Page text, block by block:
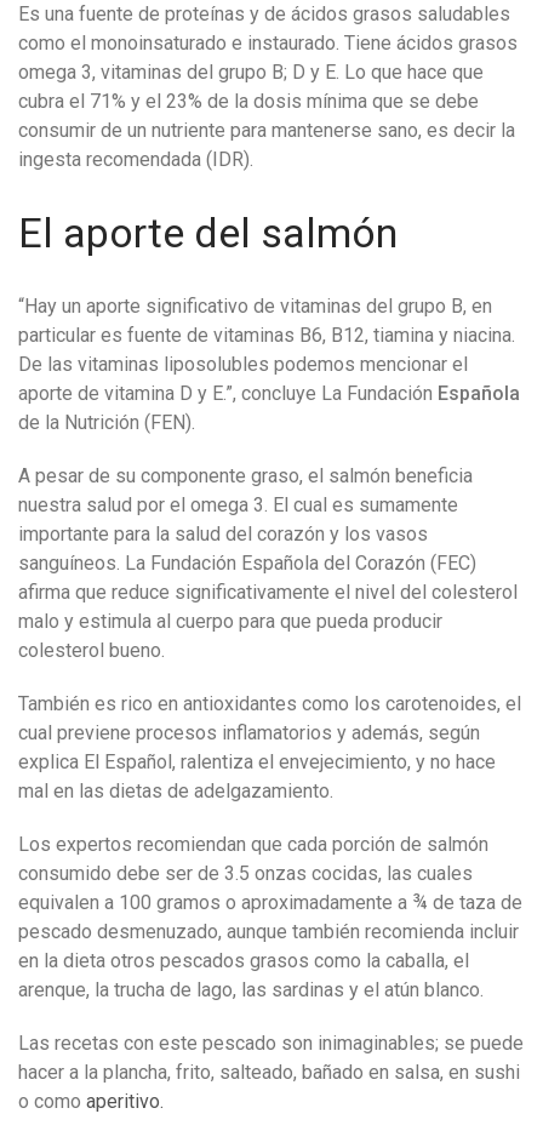
Es una fuente de proteínas y de ácidos grasos saludables
como el monoinsaturado e instaurado. Tiene ácidos grasos
omega 3, vitaminas del grupo B; D y E. Lo que hace que
cubra el 71% y el 23% de la dosis mínima que se debe
consumir de un nutriente para mantenerse sano, es decir la
ingesta recomendada (IDR).
El aporte del salmón
“Hay un aporte significativo de vitaminas del grupo B, en
particular es fuente de vitaminas B6, B12, tiamina y niacina.
De las vitaminas liposolubles podemos mencionar el
aporte de vitamina D y E.”, concluye La Fundación Española
de la Nutrición (FEN).
A pesar de su componente graso, el salmón beneficia
nuestra salud por el omega 3. El cual es sumamente
importante para la salud del corazón y los vasos
sanguíneos. La Fundación Española del Corazón (FEC)
afirma que reduce significativamente el nivel del colesterol
malo y estimula al cuerpo para que pueda producir
colesterol bueno.
También es rico en antioxidantes como los carotenoides, el
cual previene procesos inflamatorios y además, según
explica El Español, ralentiza el envejecimiento, y no hace
mal en las dietas de adelgazamiento.
Los expertos recomiendan que cada porción de salmón
consumido debe ser de 3.5 onzas cocidas, las cuales
equivalen a 100 gramos o aproximadamente a ¾ de taza de
pescado desmenuzado, aunque también recomienda incluir
en la dieta otros pescados grasos como la caballa, el
arenque, la trucha de lago, las sardinas y el atún blanco.
Las recetas con este pescado son inimaginables; se puede
hacer a la plancha, frito, salteado, bañado en salsa, en sushi
o como aperitivo.